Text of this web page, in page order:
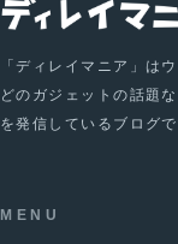
「ディレイマニア」は
どのガジェットの話題
を発信しているブログ
MENU